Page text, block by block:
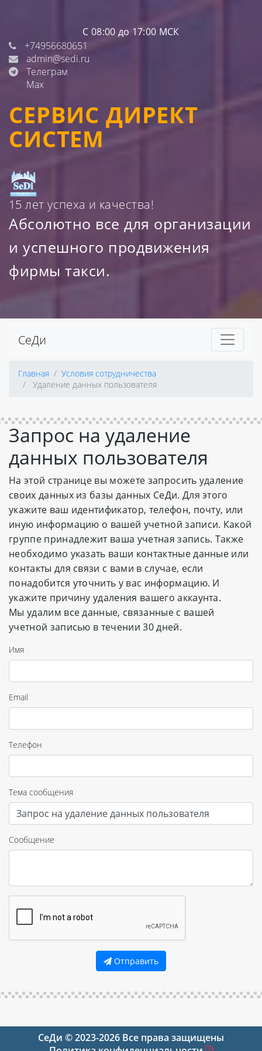
15 лет успеха и качества!
СЕРВИС ДИРЕКТ
СИСТЕМ
С 08:00 до 17:00 МСК
+74956680651
admin@sedi.ru
Телеграм
Max
Абсолютно все для организации
и успешного продвижения
фирмы такси.
СеДи
Главная
Условия сотрудничества
Удаление данных пользователя
Запрос на удаление
данных пользователя
На этой странице вы можете запросить удаление
своих данных из базы данных СеДи. Для этого
укажите ваш идентификатор, телефон, почту, или
иную информацию о вашей учетной записи. Какой
группе принадлежит ваша учетная запись. Также
необходимо указать ваши контактные данные или
контакты для связи с вами в случае, если
понадобится уточнить у вас информацию. И
укажите причину удаления вашего аккаунта.
Мы удалим все данные, связанные с вашей
учетной записью в течении 30 дней.
Имя
Email
Телефон
Тема сообщения
Сообщение
Отправить
СеДи © 2023-2026 Все права защищены